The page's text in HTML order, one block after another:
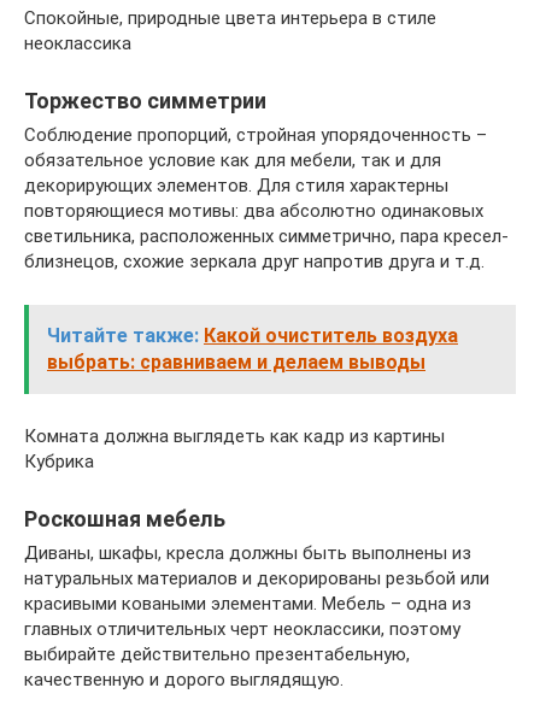
Спокойные, природные цвета интерьера в стиле
неоклассика
Торжество симметрии
Соблюдение пропорций, стройная упорядоченность –
обязательное условие как для мебели, так и для
декорирующих элементов. Для стиля характерны
повторяющиеся мотивы: два абсолютно одинаковых
светильника, расположенных симметрично, пара кресел-
близнецов, схожие зеркала друг напротив друга и т.д.
Читайте также: Какой очиститель воздуха
выбрать: сравниваем и делаем выводы
Комната должна выглядеть как кадр из картины
Кубрика
Роскошная мебель
Диваны, шкафы, кресла должны быть выполнены из
натуральных материалов и декорированы резьбой или
красивыми коваными элементами. Мебель – одна из
главных отличительных черт неоклассики, поэтому
выбирайте действительно презентабельную,
качественную и дорого выглядящую.